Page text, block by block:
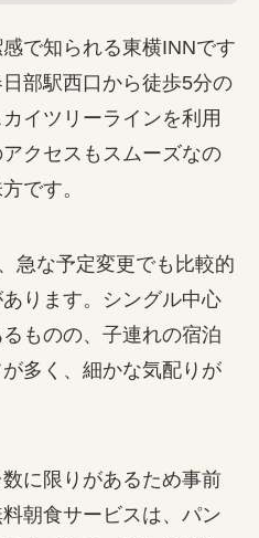
で知られる東横INNです
部駅西口から徒歩5分の
イツリーラインを利用
クセスもスムーズなの
です。
急な予定変更でも比較的
ります。シングル中心
ものの、子連れの宿泊
多く、細かな気配りが
に限りがあるため事前
朝食サービスは、パン